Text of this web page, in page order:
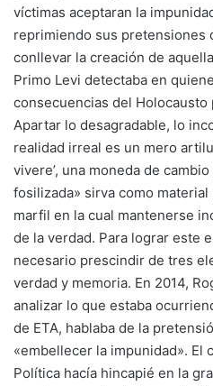
víctimas aceptaran la
reprimiendo sus pretensiones
conllevar la creación de
Primo Levi detectaba en
consecuencias del
Apartar lo desagradable, lo
realidad irreal es un mero
vivere’, una moneda de
fosilizada» sirva como
marfil en la cual mantenerse
de la verdad. Para lograr este
necesario prescindir de tres
verdad y memoria. En 2014,
analizar lo que estaba
de ETA, hablaba de la
«embellecer la impunidad». El
Política hacía hincapié en la